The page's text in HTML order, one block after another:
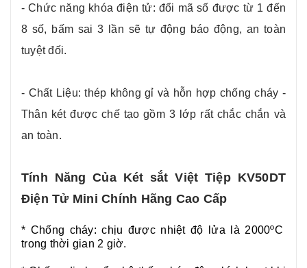
- Chức năng khóa điện tử: đổi mã số được từ 1 đến
8 số, bấm sai 3 lần sẽ tự động báo động, an toàn
tuyệt đối.
- Chất Liệu: thép không gỉ và hỗn hợp chống cháy -
Thân két được chế tạo gồm 3 lớp rất chắc chắn và
an toàn.
Tính Năng Của Két sắt Việt Tiệp KV50DT
Điện Tử Mini Chính Hãng Cao Cấp
* Chống cháy: chịu được nhiệt độ lửa là 2000ºC
trong thời gian 2 giờ.